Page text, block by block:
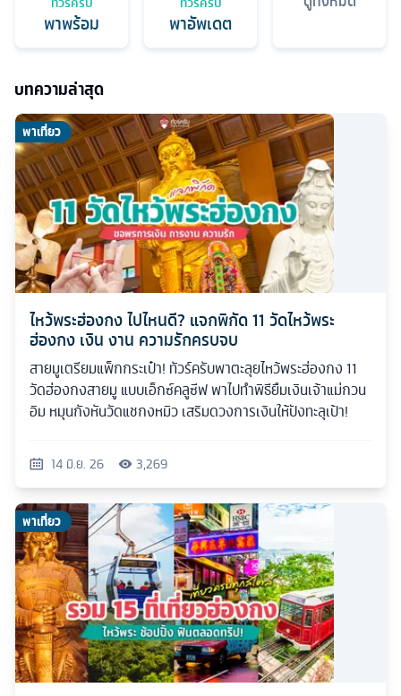
พาพร้อม พาอัพเดต
บทความล่าสุด
พาเที่ยว
ไหว้พระฮ่องกง ไปไหนดี? แจกพิกัด 11 วัดไหว้พระ
ฮ่องกง เงิน งาน ความรักครบจบ
สายมูเตรียมแพ็กกระเป๋า! ทัวร์ครับพาตะลุยไหว้พระฮ่องกง 11
วัดฮ่องกงสายมู แบบเอ็กซ์คลูซีฟ พาไปทำพิธียืมเงินเจ้าแม่กวน
อิม หมุนกังหันวัดแชกงหมิว เสริมดวงการเงินให้ปังทะลุเป้า!
14 มิ.ย. 26 3,269
พาเที่ยว